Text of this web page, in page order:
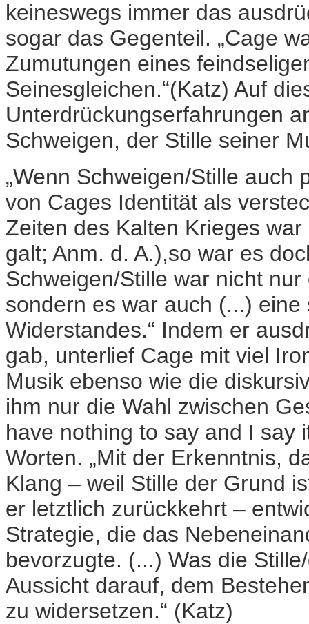
keineswegs immer das
sogar das Gegenteil. „Cage
Zumutungen eines
Seinesgleichen.“(Katz) Auf
Unterdrückungserfahrungen
Schweigen, der Stille seiner
„Wenn Schweigen/Stille auch
von Cages Identität als
Zeiten des Kalten Krieges
galt; Anm. d. A.),so war es
Schweigen/Stille war nicht
sondern es war auch (...)
Widerstandes.“ Indem er
gab, unterlief Cage mit viel
Musik ebenso wie die
ihm nur die Wahl zwischen
have nothing to say and I say
Worten. „Mit der Erkenntnis,
Klang – weil Stille der Grund
er letztlich zurückkehrt –
Strategie, die das
bevorzugte. (...) Was die
Aussicht darauf, dem
zu widersetzen.“ (Katz)